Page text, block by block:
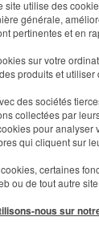
site utilise des
générale,
pertinentes et en
sur votre
produits et
des sociétés
collectées par
pour
qui cliquent sur
certaines
ou de tout autre
nous sur